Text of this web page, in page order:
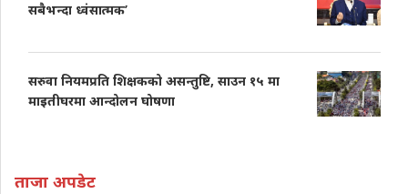
सबैभन्दा ध्वंसात्मक’
सरुवा नियमप्रति शिक्षकको असन्तुष्टि, साउन १५ मा
माइतीघरमा आन्दोलन घोषणा
ताजा अपडेट